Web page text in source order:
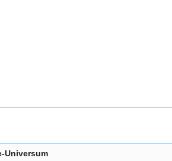
Universum